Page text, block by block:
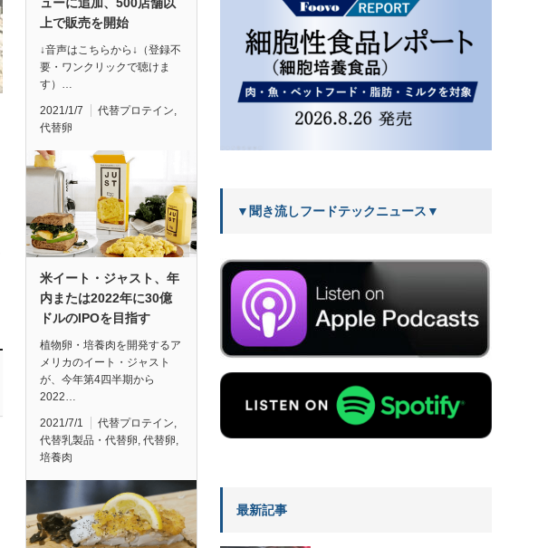
上で販売を開始
↓音声はこちらから↓（登録不
要・ワンクリックで聴けま
す）…
2021/1/7 代替プロテイン,
代替卵
米イート・ジャスト、年
内または2022年に30億
ドルのIPOを目指す
植物卵・培養肉を開発するア
メリカのイート・ジャスト
が、今年第4四半期から
2022…
2021/7/1 代替プロテイン
代替乳製品・代替卵 代替卵
培養肉
▼聞き流しフードテックニュース▼
最新記事